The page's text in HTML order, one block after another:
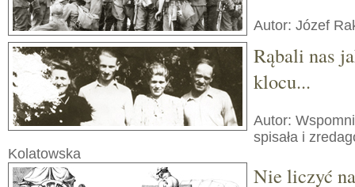
Autor: Józef
Rąbali nas
klocu...
Autor:
spisała i
Kolatowska
Nie liczyć